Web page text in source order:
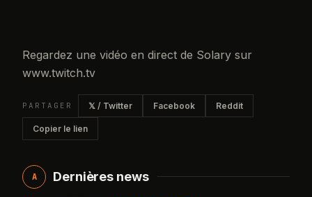
Regardez une vidéo en direct de Solary sur
www.twitch.tv
PARTAGER 𝕏 / Twitter Facebook Reddit
Copier le lien
A Dernières news